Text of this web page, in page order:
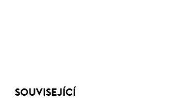
SOUVISEJÍCÍ